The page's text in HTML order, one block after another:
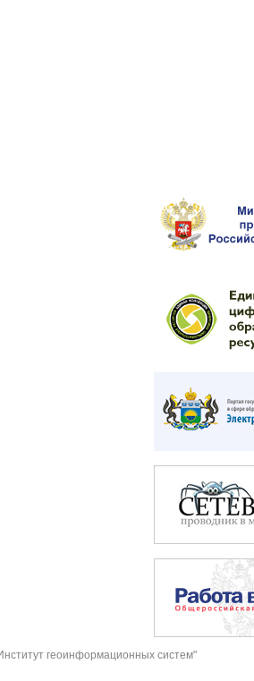
геоинформационных систем"